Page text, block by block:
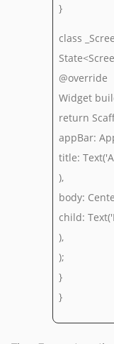
}
class
@override
Widget
return
appBar:
title:
),
body:
child:
),
);
}
}